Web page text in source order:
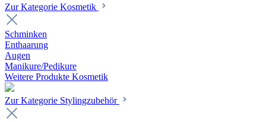
Zur Kategorie Kosmetik
Schminken
Enthaarung
Augen
Manikure/Pedikure
Weitere Produkte Kosmetik
Zur Kategorie Stylingzubehör